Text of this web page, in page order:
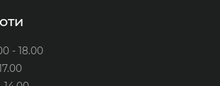
- 18.00